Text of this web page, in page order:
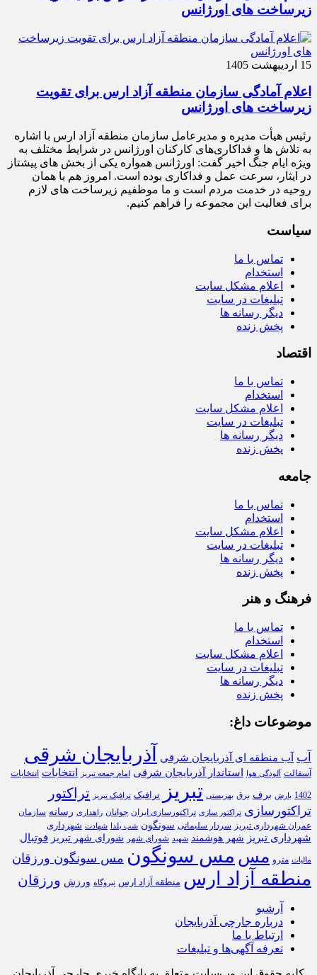
زیرساخت‌ های اورژانس
15 اردیبهشت 1405
اعلام آمادگی سازمان منطقه آزاد ارس برای تقویت
زیرساخت‌ های اورژانس
رئیس هیأت‌ مدیره و مدیرعامل سازمان منطقه آزاد ارس با اشاره
به تلاش‌ ها و فداکاری‌های کارکنان اورژانس در شرایط مختلف به‌
ویژه ایام جنگ اخیر گفت: اورژانس همواره یکی از بخش‌ های پیشتاز
در ایثار، سرعت‌ عمل و فداکاری بوده است. امروز هم با همان
روحیه در خدمت مردم است و ما موظفیم زیرساخت‌ های لازم
برای فعالیت این مجموعه را فراهم کنیم.
سیاست
تماس با ما
استخدام
اعلام مشکل سایت
تبلیغات در سایت
دیگر رسانه ها
پخش زنده
اقتصاد
تماس با ما
استخدام
اعلام مشکل سایت
تبلیغات در سایت
دیگر رسانه ها
پخش زنده
جامعه
تماس با ما
استخدام
اعلام مشکل سایت
تبلیغات در سایت
دیگر رسانه ها
پخش زنده
فرهنگ و هنر
تماس با ما
استخدام
اعلام مشکل سایت
تبلیغات در سایت
دیگر رسانه ها
پخش زنده
موضوعات داغ:
آب آب منطقه ای آذربایجان شرقی آذربایجان شرقی
آسفالت آلودگی هوا استاندار آذربایجان شرقی امام جمعه تبریز انتخابات انتخابات
1402 بارش برف برق بهزیستی تبریز ترافیک ترافیک تبریز تراکتور
تراکتورسازی تراکتور سازی تراکتورسازی ایران جوانان راهداری رسانه سازمان
عمران شهرداری تبریز سردار سلیمانی سونگون شب یلدا شهادت شهرداری
شهرداری تبریز شهر هوشمند شهید شورای شهر شورای شهر تبریز فوتبال
مالیات مترو مس مس سونگون مس سونگون ورزقان
منطقه آزاد ارس منظقه آزاد ارس نیروگاه ورزش ورزقان
آرشیو
درباره جارچی آذربایجان
ارتباط با ما
تعرفه آگهی‌ها و تبلیغات